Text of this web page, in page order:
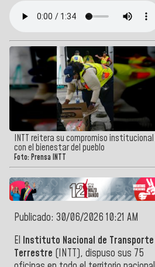
INTT reitera su compromiso institucional
con el bienestar del pueblo
Foto: Prensa INTT
Publicado: 30/06/2026 10:21 AM
El Instituto Nacional de Transporte
Terrestre (INTT), dispuso sus 75